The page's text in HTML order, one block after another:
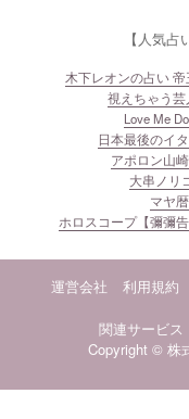
【人気
木下レオンの占い
視えちゃう
Love Me
日本最後のイ
アポロン山
大串ノリ
マヤ
ホロスコープ【彌彌告
運営会社 利用規約
関連サービス
Copyright © 株